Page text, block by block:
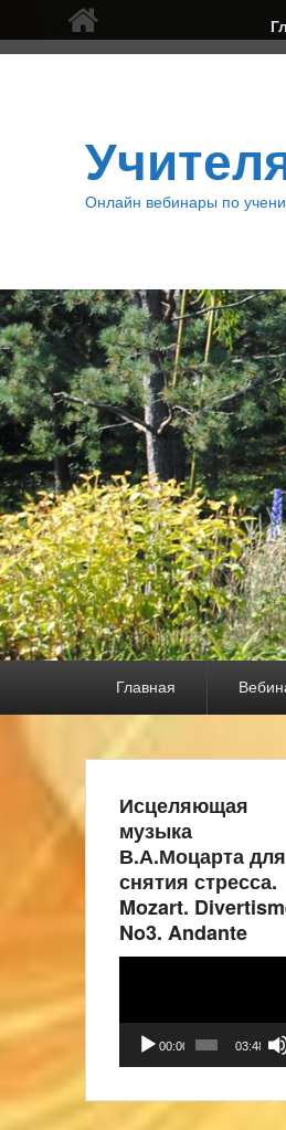
Верхнее
меню
Онлайн вебинары по
Главная
Исцеляющая
музыка
В.А.Моцарта для
снятия стресса.
Mozart.
No3. Andante
00:00 03:48